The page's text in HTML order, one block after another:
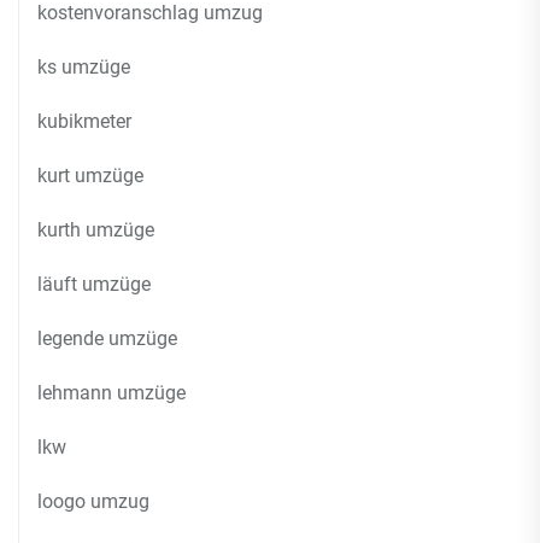
kostenvoranschlag umzug
ks umzüge
kubikmeter
kurt umzüge
kurth umzüge
läuft umzüge
legende umzüge
lehmann umzüge
lkw
loogo umzug